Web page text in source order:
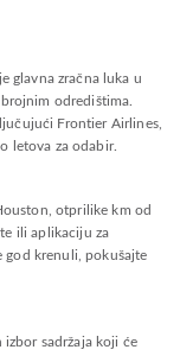
glavna zračna luka u
odredištima.
Frontier Airlines,
letova za odabir.
otprilike km od
ili aplikaciju za
god krenuli, pokušajte
sadržaja koji će